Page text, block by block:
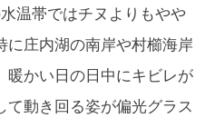
温帯ではチヌよりもやや
に庄内湖の南岸や村櫛海岸
暖かい日の日中にキビレが
て動き回る姿が偏光グラス